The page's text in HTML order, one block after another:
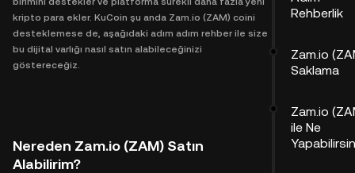
kripto para ekler. KuCoin şu anda Zam.io (ZAM) coini
desteklemese de, aşağıdaki adım adım rehber ile size
bu dijital varlığı nasıl satın alabileceğinizi
göstereceğiz.
Nereden Zam.io (ZAM) Satın
Alabilirim?
Rehberlik
Zam.io
Saklama
Zam.io
ile Ne